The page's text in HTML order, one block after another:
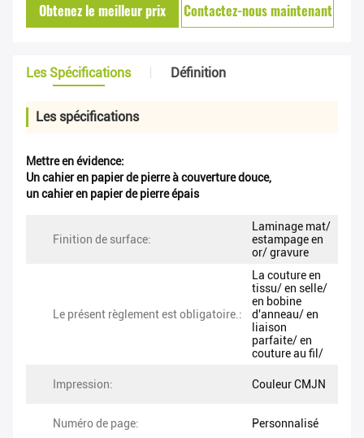
Obtenez le meilleur prix Contactez-nous maintenant
Les Spécifications Définition
Les spécifications
Mettre en évidence:
Un cahier en papier de pierre à couverture douce,
un cahier en papier de pierre épais
Finition de surface:
Laminage mat/
estampage en
or/ gravure
Le présent règlement est obligatoire.:
La couture en
tissu/ en selle/
en bobine
d'anneau/ en
liaison
parfaite/ en
couture au fil/
Impression: Couleur CMJN
Numéro de page: Personnalisé